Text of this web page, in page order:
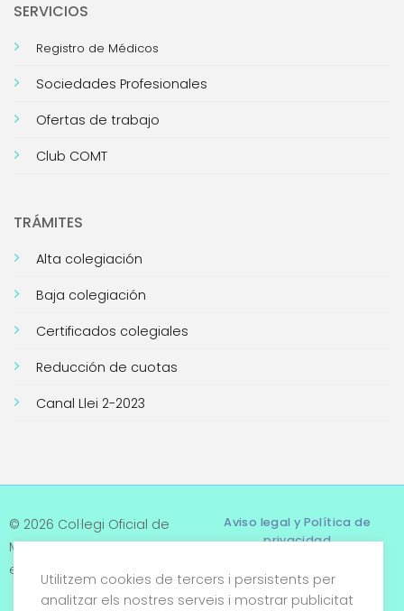
SERVICIOS
Registro de Médicos
Sociedades Profesionales
Ofertas de trabajo
Club COMT
TRÁMITES
Alta colegiación
Baja colegiación
Certificados colegiales
Reducción de cuotas
Canal Llei 2-2023
© 2026 Col·legi Oficial de
Metges de Tarragona. Tots
els drets reservats
Aviso legal y Política de
privacidad
Términos y condiciones
Utilitzem cookies de tercers i persistents per
analitzar els nostres serveis i mostrar publicitat